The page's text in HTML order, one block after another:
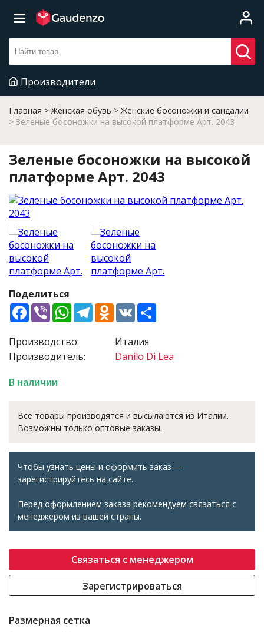
Производители
Главная Женская обувь
Женские босоножки и сандалии
Зеленые босоножки на высокой платформе Арт. 2043
Зеленые босоножки на высокой
платформе Арт. 2043
Поделиться
Facebook
ViberWhatsApp
TelegramOdnoklassniki
VK
Производство:
Производитель:
Италия
Danilo Di Lea
В наличии
Все товары производятся и высылаются из Италии.
Возможны только оптовые заказы.
Чтобы узнать цены и оформить заказ —
зарегистрируйтесь на сайте.
Перед оформлением заказа рекомендуем связаться с
менеджером из вашей страны.
Связаться с менеджером
Зарегистрироваться
Размерная сетка